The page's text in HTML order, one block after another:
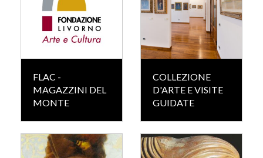
FLAC -
MAGAZZINI DEL
MONTE
COLLEZIONE
D'ARTE E VISITE
GUIDATE